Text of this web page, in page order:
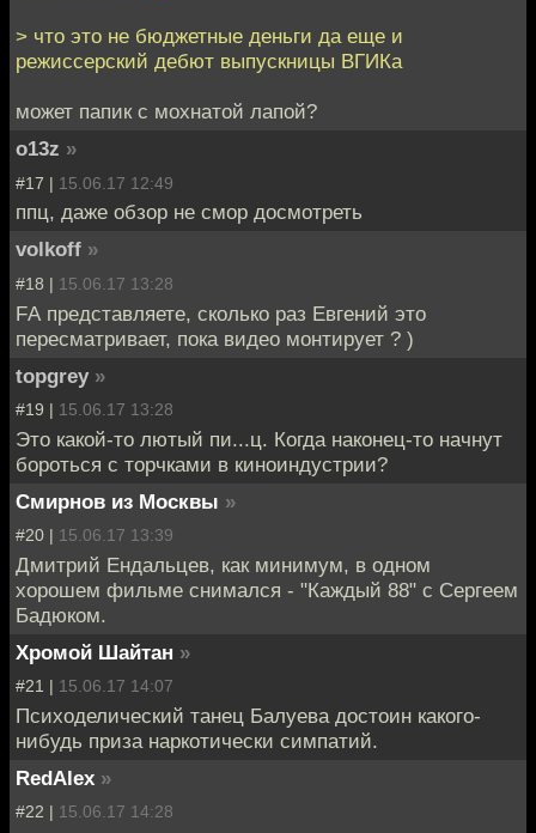
> что это не бюджетные деньги да еще и
режиссерский дебют выпускницы ВГИКа
может папик с мохнатой лапой?
o13z »
#17 | 15.06.17 12:49
ппц, даже обзор не смор досмотреть
volkoff »
#18 | 15.06.17 13:28
FА представляете, сколько раз Евгений это
пересматривает, пока видео монтирует ? )
topgrey »
#19 | 15.06.17 13:28
Это какой-то лютый пи...ц. Когда наконец-то начнут
бороться с торчками в киноиндустрии?
Смирнов из Москвы »
#20 | 15.06.17 13:39
Дмитрий Ендальцев, как минимум, в одном
хорошем фильме снимался - "Каждый 88" с Сергеем
Бадюком.
Хромой Шайтан »
#21 | 15.06.17 14:07
Психоделический танец Балуева достоин какого-
нибудь приза наркотически симпатий.
RedAlex »
#22 | 15.06.17 14:28